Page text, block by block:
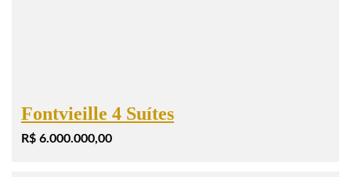
Fontvieille 4 Suítes
R$ 6.000.000,00